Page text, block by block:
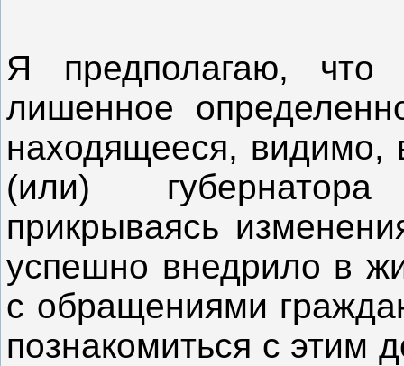
Я предполагаю, что
лишенное
находящееся, видимо,
(или)
прикрываясь
успешно внедрило в
с обращениями
познакомиться с